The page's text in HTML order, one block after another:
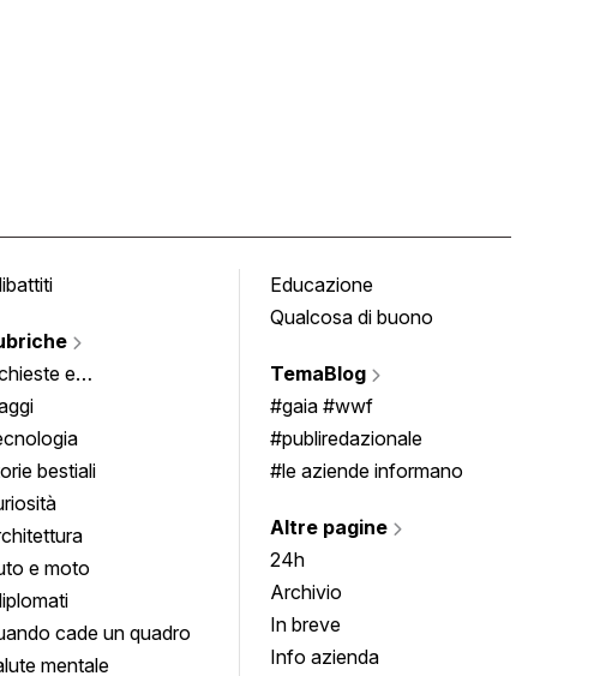
e
bestiali
e moto
cade un quadro
mentale
Educazione
Qualcosa di buono
TemaBlog
#gaia #wwf
#publiredazionale
#le aziende informano
Altre pagine
24h
Archivio
In breve
Info azienda